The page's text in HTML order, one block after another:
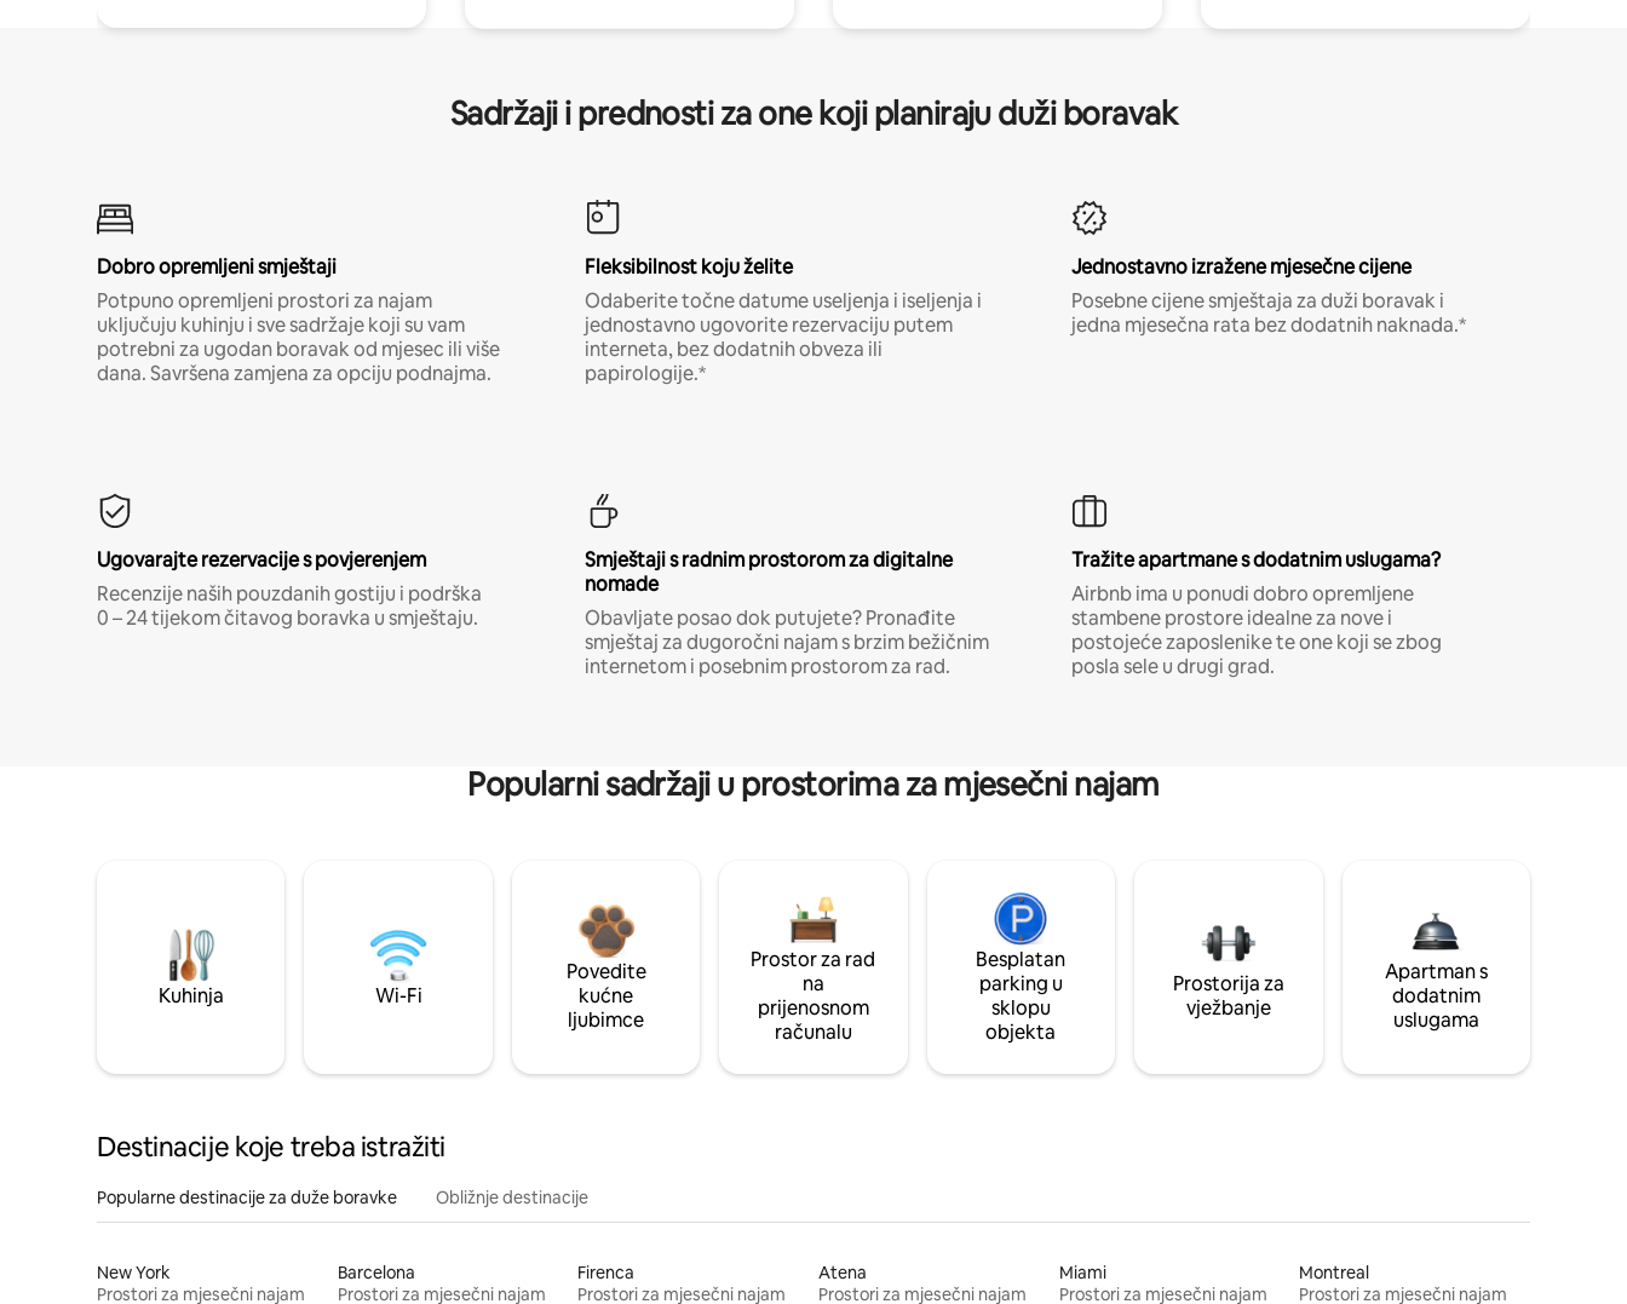
Sadržaji i prednosti za one koji planiraju duži boravak
Dobro opremljeni smještaji
Potpuno opremljeni prostori za najam
uključuju kuhinju i sve sadržaje koji su vam
potrebni za ugodan boravak od mjesec ili više
dana. Savršena zamjena za opciju podnajma.
Fleksibilnost koju želite
Odaberite točne datume useljenja i iseljenja i
jednostavno ugovorite rezervaciju putem
interneta, bez dodatnih obveza ili
papirologije.*
Jednostavno izražene mjesečne cijene
Posebne cijene smještaja za duži boravak i
jedna mjesečna rata bez dodatnih naknada.*
Ugovarajte rezervacije s povjerenjem
Recenzije naših pouzdanih gostiju i podrška
0 – 24 tijekom čitavog boravka u smještaju.
Smještaji s radnim prostorom za digitalne
nomade
Obavljate posao dok putujete? Pronađite
smještaj za dugoročni najam s brzim bežičnim
internetom i posebnim prostorom za rad.
Tražite apartmane s dodatnim uslugama?
Airbnb ima u ponudi dobro opremljene
stambene prostore idealne za nove i
postojeće zaposlenike te one koji se zbog
posla sele u drugi grad.
Popularni sadržaji u prostorima za mjesečni najam
Kuhinja Wi-Fi
Povedite
kućne
ljubimce
Prostor za rad
na
prijenosnom
računalu
Besplatan
parking u
sklopu
objekta
Prostorija za
vježbanje
Apartman s
dodatnim
uslugama
Destinacije koje treba istražiti
Popularne destinacije za duže boravke Obližnje destinacije
New York
Prostori za mjesečni najam
Barcelona
Prostori za mjesečni najam
Firenca
Prostori za mjesečni najam
Atena
Prostori za mjesečni najam
Miami
Prostori za mjesečni najam
Montreal
Prostori za mjesečni najam